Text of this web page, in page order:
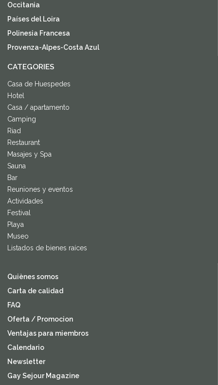
Occitania
Países del Loira
Polinesia Francesa
Provenza-Alpes-Costa Azul
CATEGORIES
Casa de Huespedes
Hotel
Casa / apartamento
Camping
Riad
Restaurant
Masajes y Spa
Sauna
Bar
Reuniones y eventos
Actividades
Festival
Playa
Museo
Listados de bienes raíces
Quiènes somos
Carta de calidad
FAQ
Oferta / Promocion
Ventajas para miembros
Calendario
Newsletter
Gay Sejour Magazine